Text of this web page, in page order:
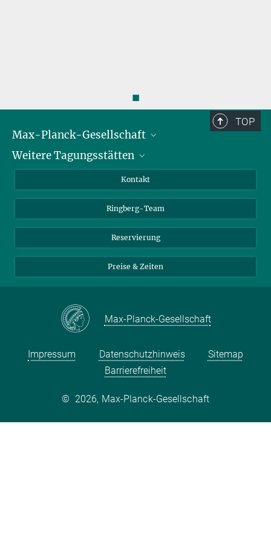
◼
TOP
Max-Planck-Gesellschaft
Karriere bei der MPG
Weitere Tagungsstätten
Max-Planck-Haus Heidelberg
Kontakt
Ringberg-Team
Reservierung
Preise & Zeiten
Max-Planck-Gesellschaft
Impressum Datenschutzhinweis
Sitemap
Barrierefreiheit
© 2026, Max-Planck-Gesellschaft